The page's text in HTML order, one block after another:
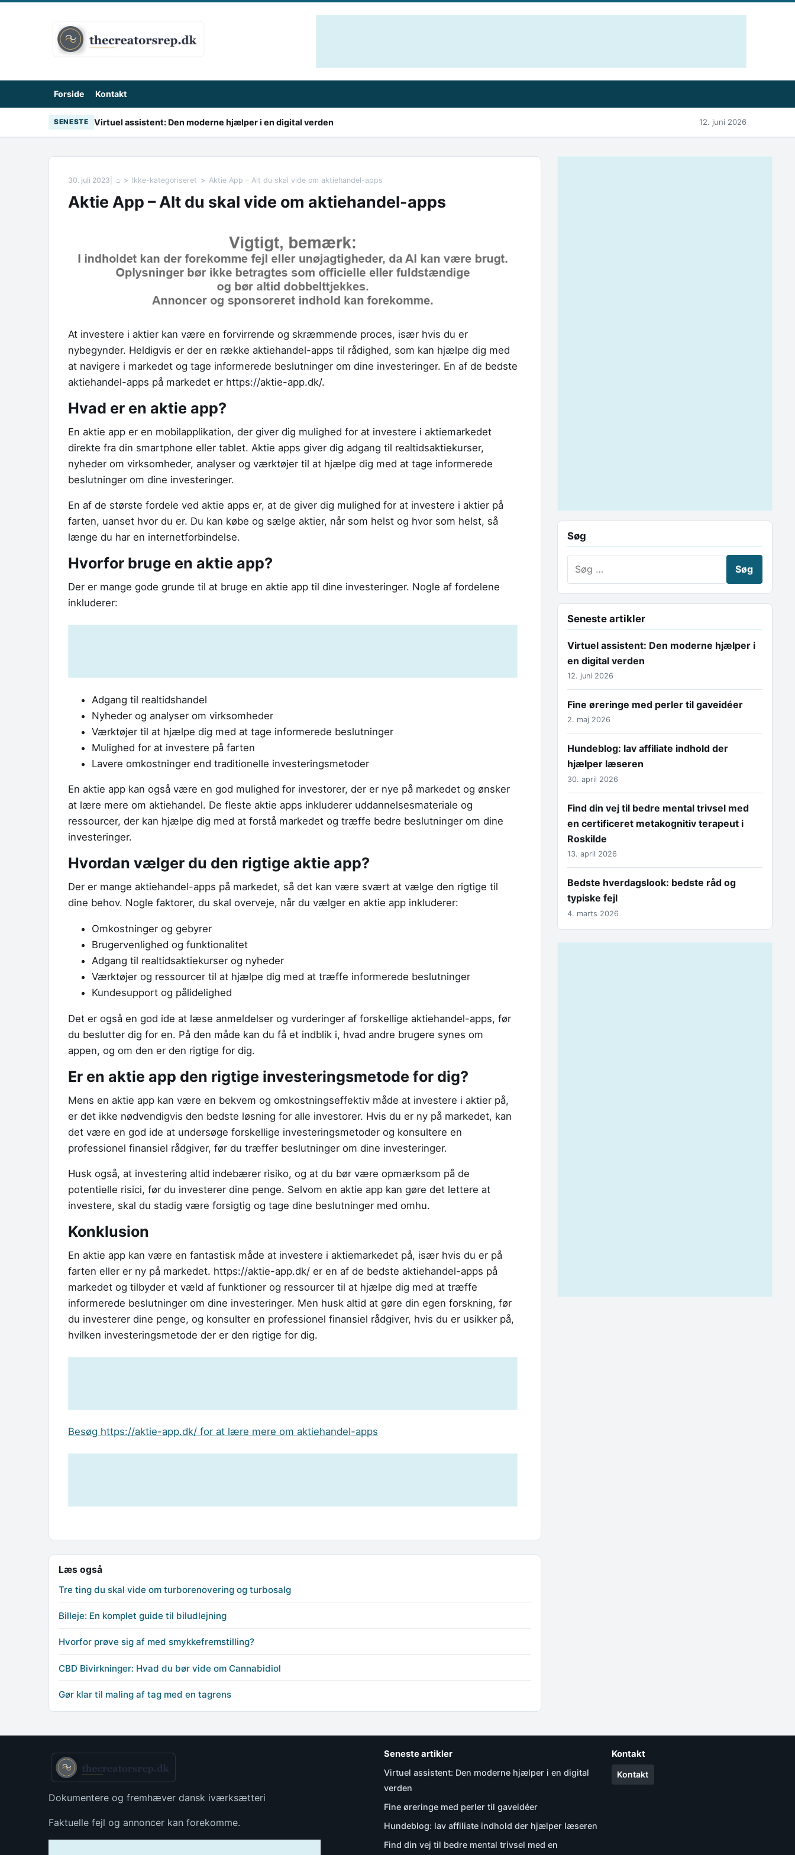
Forside Kontakt
SENESTE Virtuel assistent: Den moderne hjælper i en digital verden 12. juni 2026
30. juli 2023 ⌂ Ikke-kategoriseret Aktie App – Alt du skal vide om aktiehandel-apps
Aktie App – Alt du skal vide om aktiehandel-apps
At investere i aktier kan være en forvirrende og skræmmende proces, især hvis du er
nybegynder. Heldigvis er der en række aktiehandel-apps til rådighed, som kan hjælpe dig med
at navigere i markedet og tage informerede beslutninger om dine investeringer. En af de bedste
aktiehandel-apps på markedet er https://aktie-app.dk/.
Hvad er en aktie app?
En aktie app er en mobilapplikation, der giver dig mulighed for at investere i aktiemarkedet
direkte fra din smartphone eller tablet. Aktie apps giver dig adgang til realtidsaktiekurser,
nyheder om virksomheder, analyser og værktøjer til at hjælpe dig med at tage informerede
beslutninger om dine investeringer.
En af de største fordele ved aktie apps er, at de giver dig mulighed for at investere i aktier på
farten, uanset hvor du er. Du kan købe og sælge aktier, når som helst og hvor som helst, så
længe du har en internetforbindelse.
Hvorfor bruge en aktie app?
Der er mange gode grunde til at bruge en aktie app til dine investeringer. Nogle af fordelene
inkluderer:
Adgang til realtidshandel
Nyheder og analyser om virksomheder
Værktøjer til at hjælpe dig med at tage informerede beslutninger
Mulighed for at investere på farten
Lavere omkostninger end traditionelle investeringsmetoder
En aktie app kan også være en god mulighed for investorer, der er nye på markedet og ønsker
at lære mere om aktiehandel. De fleste aktie apps inkluderer uddannelsesmateriale og
ressourcer, der kan hjælpe dig med at forstå markedet og træffe bedre beslutninger om dine
investeringer.
Hvordan vælger du den rigtige aktie app?
Der er mange aktiehandel-apps på markedet, så det kan være svært at vælge den rigtige til
dine behov. Nogle faktorer, du skal overveje, når du vælger en aktie app inkluderer:
Omkostninger og gebyrer
Brugervenlighed og funktionalitet
Adgang til realtidsaktiekurser og nyheder
Værktøjer og ressourcer til at hjælpe dig med at træffe informerede beslutninger
Kundesupport og pålidelighed
Det er også en god ide at læse anmeldelser og vurderinger af forskellige aktiehandel-apps, før
du beslutter dig for en. På den måde kan du få et indblik i, hvad andre brugere synes om
appen, og om den er den rigtige for dig.
Er en aktie app den rigtige investeringsmetode for dig?
Mens en aktie app kan være en bekvem og omkostningseffektiv måde at investere i aktier på,
er det ikke nødvendigvis den bedste løsning for alle investorer. Hvis du er ny på markedet, kan
det være en god ide at undersøge forskellige investeringsmetoder og konsultere en
professionel finansiel rådgiver, før du træffer beslutninger om dine investeringer.
Husk også, at investering altid indebærer risiko, og at du bør være opmærksom på de
potentielle risici, før du investerer dine penge. Selvom en aktie app kan gøre det lettere at
investere, skal du stadig være forsigtig og tage dine beslutninger med omhu.
Konklusion
En aktie app kan være en fantastisk måde at investere i aktiemarkedet på, især hvis du er på
farten eller er ny på markedet. https://aktie-app.dk/ er en af de bedste aktiehandel-apps på
markedet og tilbyder et væld af funktioner og ressourcer til at hjælpe dig med at træffe
informerede beslutninger om dine investeringer. Men husk altid at gøre din egen forskning, før
du investerer dine penge, og konsulter en professionel finansiel rådgiver, hvis du er usikker på,
hvilken investeringsmetode der er den rigtige for dig.
Besøg https://aktie-app.dk/ for at lære mere om aktiehandel-apps
Læs også
Tre ting du skal vide om turborenovering og turbosalg
Billeje: En komplet guide til biludlejning
Hvorfor prøve sig af med smykkefremstilling?
CBD Bivirkninger: Hvad du bør vide om Cannabidiol
Gør klar til maling af tag med en tagrens
Søg
Seneste artikler
Virtuel assistent: Den moderne hjælper i
en digital verden
12. juni 2026
Fine øreringe med perler til gaveidéer
2. maj 2026
Hundeblog: lav affiliate indhold der
hjælper læseren
30. april 2026
Find din vej til bedre mental trivsel med
en certificeret metakognitiv terapeut i
Roskilde
13. april 2026
Bedste hverdagslook: bedste råd og
typiske fejl
4. marts 2026
Dokumentere og fremhæver dansk iværksætteri
Faktuelle fejl og annoncer kan forekomme.
Seneste artikler
Virtuel assistent: Den moderne hjælper i en digital
verden
Fine øreringe med perler til gaveidéer
Hundeblog: lav affiliate indhold der hjælper læseren
Find din vej til bedre mental trivsel med en
Kontakt
Kontakt